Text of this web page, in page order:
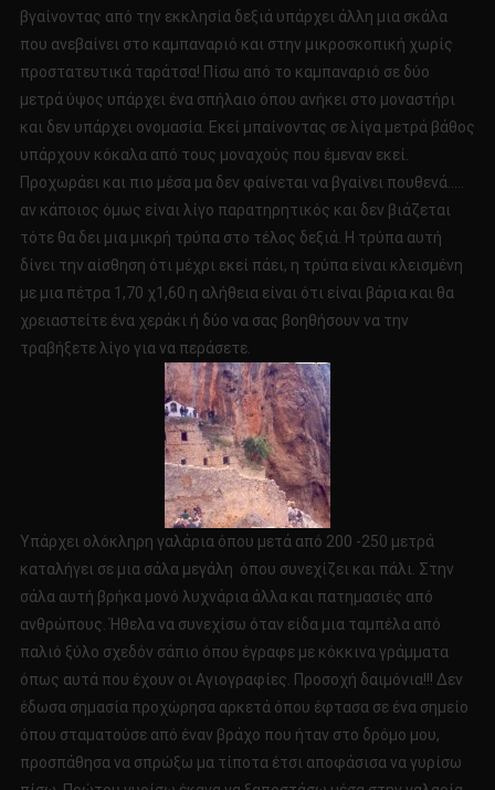
βγαίνοντας από την εκκλησία δεξιά υπάρχει άλλη μια σκάλα
που ανεβαίνει στο καμπαναριό και στην μικροσκοπική χωρίς
προστατευτικά ταράτσα! Πίσω από το καμπαναριό σε δύο
μετρά ύψος υπάρχει ένα σπήλαιο όπου ανήκει στο μοναστήρι
και δεν υπάρχει ονομασία. Εκεί μπαίνοντας σε λίγα μετρά βάθος
υπάρχουν κόκαλα από τους μοναχούς που έμεναν εκεί.
Προχωράει και πιο μέσα μα δεν φαίνεται να βγαίνει πουθενά…..
αν κάποιος όμως είναι λίγο παρατηρητικός και δεν βιάζεται
τότε θα δει μια μικρή τρύπα στο τέλος δεξιά. Η τρύπα αυτή
δίνει την αίσθηση ότι μέχρι εκεί πάει, η τρύπα είναι κλεισμένη
με μια πέτρα 1,70 χ1,60 η αλήθεια είναι ότι είναι βάρια και θα
χρειαστείτε ένα χεράκι ή δύο να σας βοηθήσουν να την
τραβήξετε λίγο για να περάσετε.
Υπάρχει ολόκληρη γαλάρια όπου μετά από 200 -250 μετρά
καταλήγει σε μια σάλα μεγάλη όπου συνεχίζει και πάλι. Στην
σάλα αυτή βρήκα μονό λυχνάρια άλλα και πατημασιές από
ανθρώπους. Ήθελα να συνεχίσω όταν είδα μια ταμπέλα από
παλιό ξύλο σχεδόν σάπιο όπου έγραφε με κόκκινα γράμματα
όπως αυτά που έχουν οι Αγιογραφίες. Προσοχή δαιμόνια!!! Δεν
έδωσα σημασία προχώρησα αρκετά όπου έφτασα σε ένα σημείο
όπου σταματούσε από έναν βράχο που ήταν στο δρόμο μου,
προσπάθησα να σπρώξω μα τίποτα έτσι αποφάσισα να γυρίσω